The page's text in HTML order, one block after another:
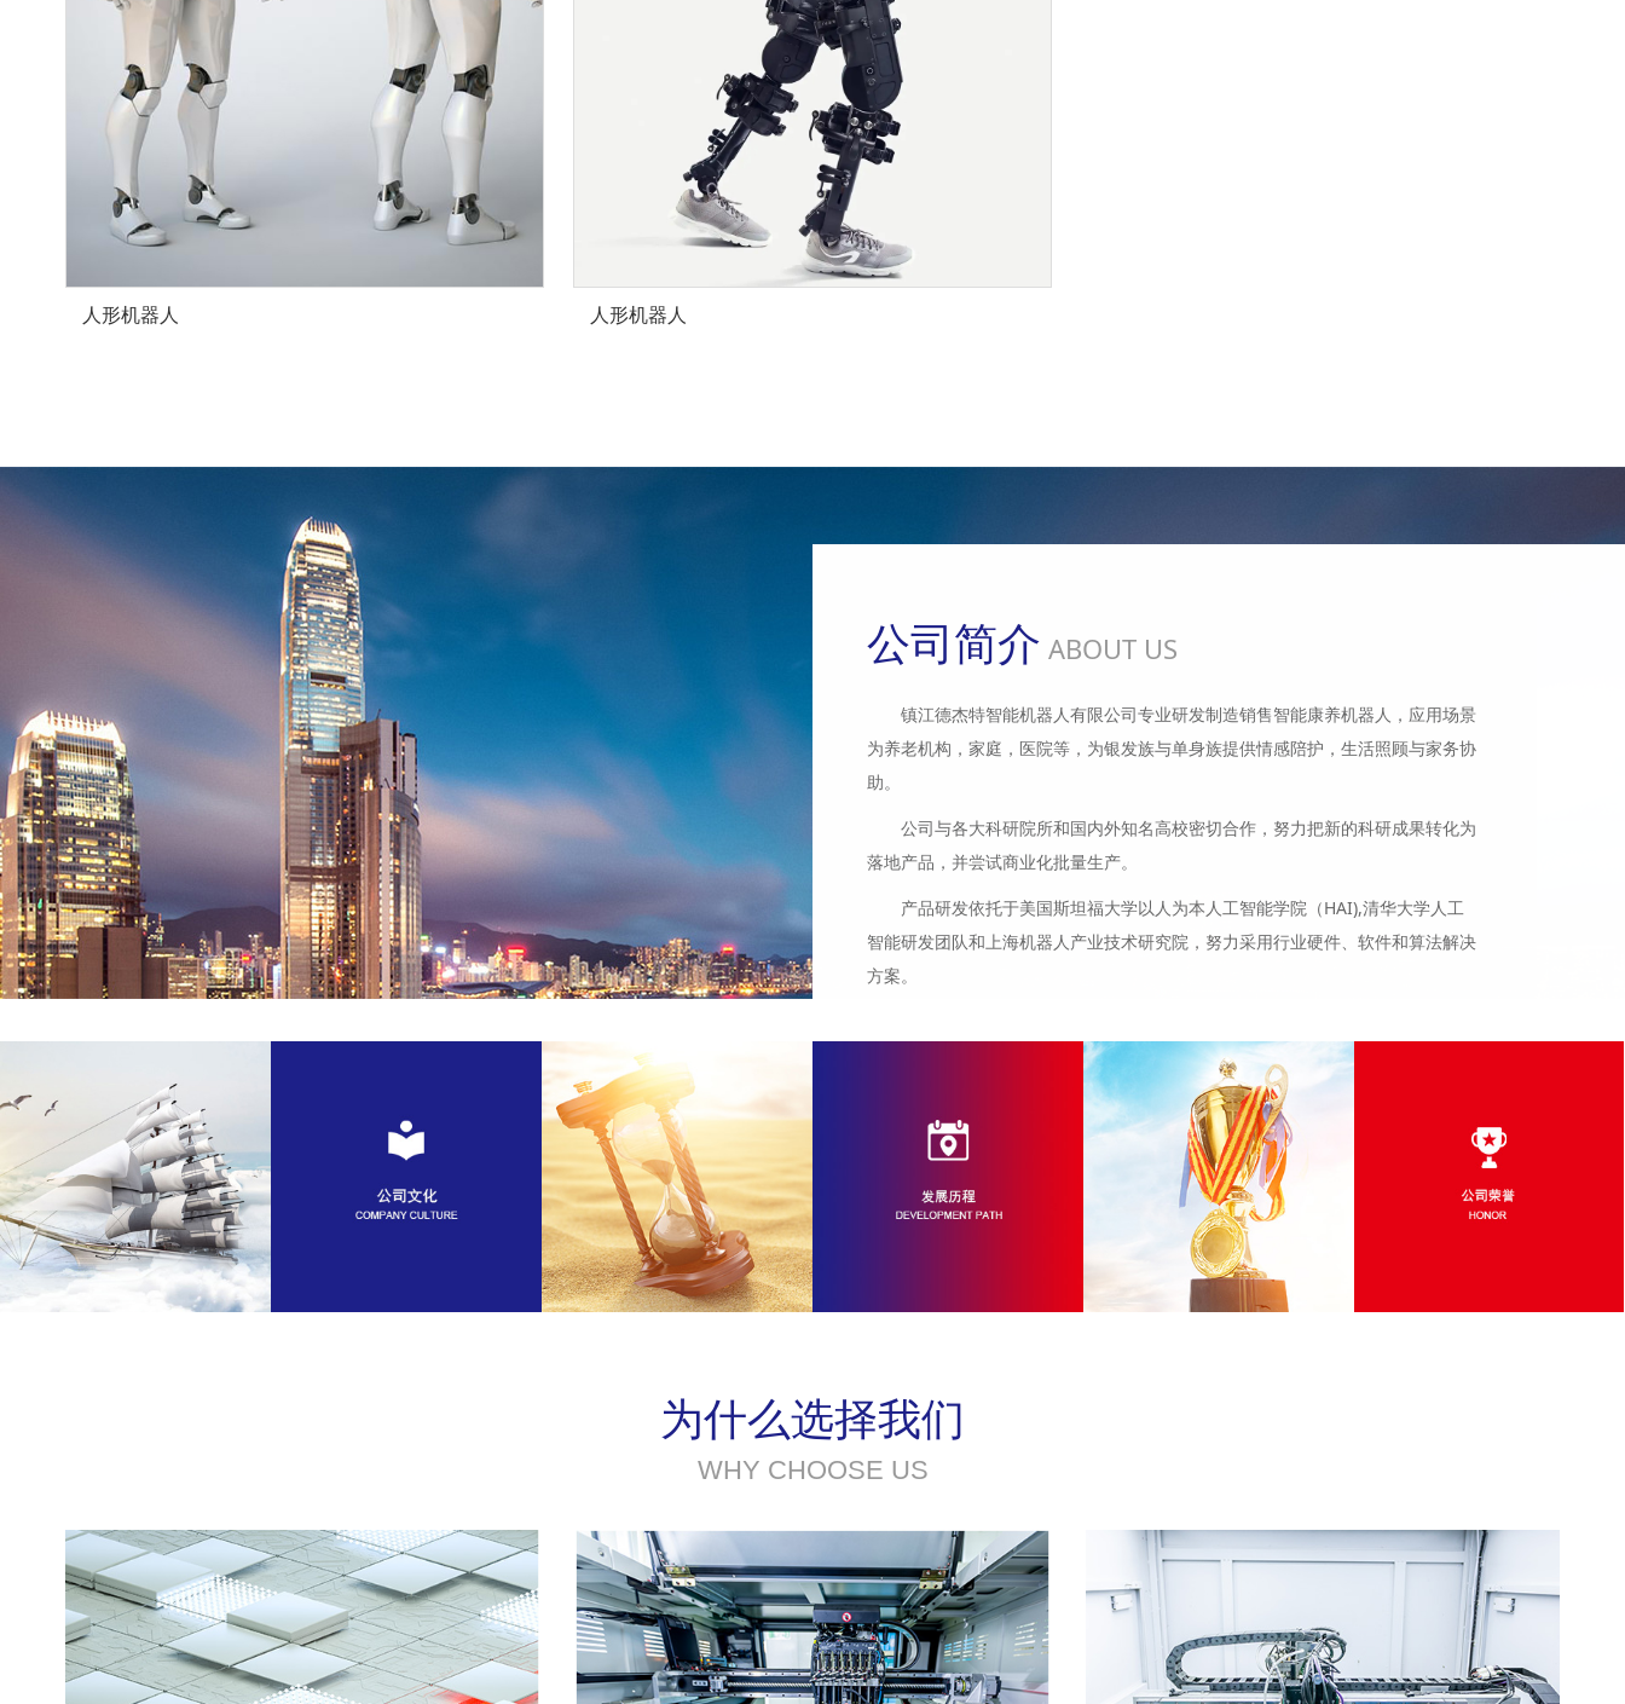
人形机器人 人形机器人
公司简介 ABOUT US
镇江德杰特智能机器人有限公司专业研发制造销售智能康养机器人，应用场景
为养老机构，家庭，医院等，为银发族与单身族提供情感陪护，生活照顾与家务协
助。
公司与各大科研院所和国内外知名高校密切合作，努力把新的科研成果转化为
落地产品，并尝试商业化批量生产。
产品研发依托于美国斯坦福大学以人为本人工智能学院（HAI),清华大学人工
智能研发团队和上海机器人产业技术研究院，努力采用行业硬件、软件和算法解决
方案。
为什么选择我们
WHY CHOOSE US